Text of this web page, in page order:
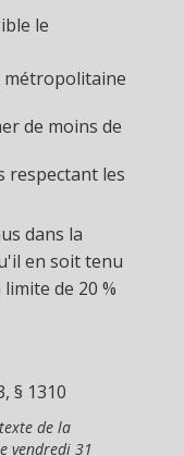
le
métropolitaine
de moins de
respectant les
dans la
en soit tenu
de 20 %
§ 1310
de la
vendredi 31